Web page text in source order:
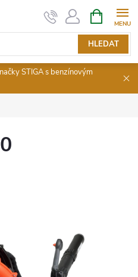
HLEDAT
NÁKUPNÍ
KOŠÍK
STIGA s benzínovým